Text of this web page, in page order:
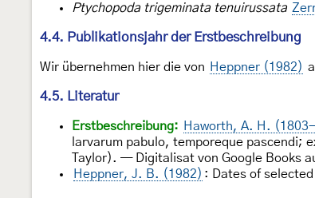
Ptychopoda trigeminata tenuirussata
4.4. Publikationsjahr der Erstbeschreibung
Wir übernehmen hier die von Heppner (1982)
4.5. Literatur
Erstbeschreibung: Haworth, A. H.
larvarum pabulo, temporeque pascendi;
Taylor). — Digitalisat von Google Books
Heppner, J. B. (1982) : Dates of